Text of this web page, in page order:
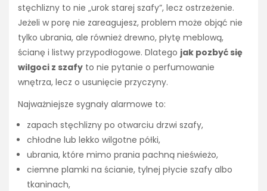
stęchlizny to nie „urok starej szafy”, lecz ostrzeżenie.
Jeżeli w porę nie zareagujesz, problem może objąć nie
tylko ubrania, ale również drewno, płytę meblową,
ścianę i listwy przypodłogowe. Dlatego jak pozbyć się
wilgoci z szafy to nie pytanie o perfumowanie
wnętrza, lecz o usunięcie przyczyny.
Najważniejsze sygnały alarmowe to:
zapach stęchlizny po otwarciu drzwi szafy,
chłodne lub lekko wilgotne półki,
ubrania, które mimo prania pachną nieświeżo,
ciemne plamki na ścianie, tylnej płycie szafy albo
tkaninach,